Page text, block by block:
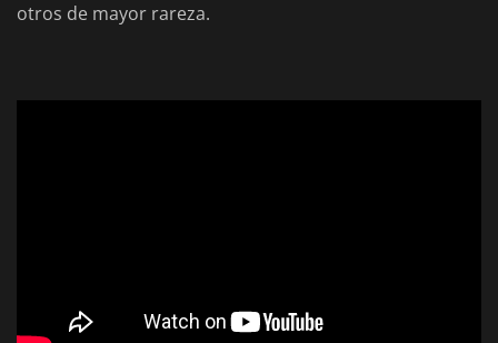
otros de mayor rareza.